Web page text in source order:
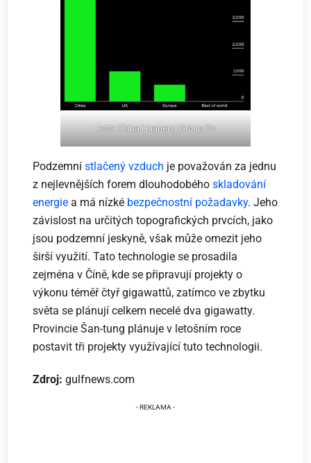
Foto: China Huaneng Group Co
Podzemnístlačený vzduch je považován za jednu
z nejlevnějších forem dlouhodobéhoskladování
energie a má nízké bezpečnostní požadavky. Jeho
závislost na určitých topografických prvcích, jako
jsou podzemní jeskyně, však může omezit jeho
širší využití. Tato technologie se prosadila
zejména v Číně, kde se připravují projekty o
výkonu téměř čtyř gigawattů, zatímco ve zbytku
světa se plánují celkem necelé dva gigawatty.
Provincie Šan-tung plánuje v letošním roce
postavit tři projekty využívající tuto technologii.
Zdroj:gulfnews.com